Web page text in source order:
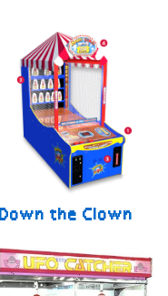
Down the Clown